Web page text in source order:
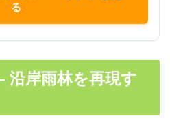
る
沿岸雨林を再現す